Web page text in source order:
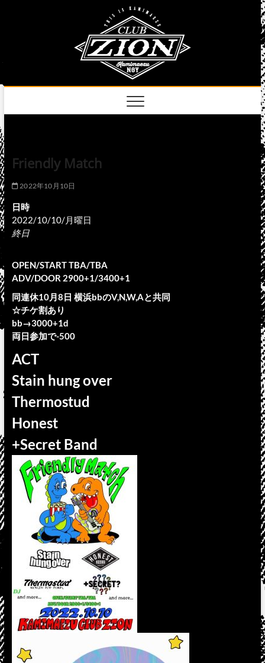
Friendly Match
2022年10月10日
日時
2022/10/10/月曜日
終日
OPEN/START TBA/TBA
ADV/DOOR 2900+1/3400+1
同連休10月8日 横浜bbのV,N,W,Aと共同
☆チケ割あり
bb→3000+1d
両日参加で-500
ACT
Stain hung over
Thermostud
Honest
+Secret Band